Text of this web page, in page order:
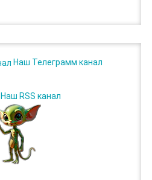
Наш Телеграмм канал
Наш RSS канал